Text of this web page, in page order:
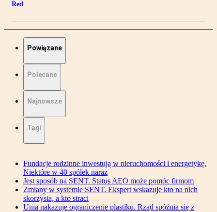
Red
Powiązane
Polecane
Najnowsze
Tagi
Fundacje rodzinne inwestują w nieruchomości i energetykę.
Niektóre w 40 spółek naraz
Jest sposób na SENT. Status AEO może pomóc firmom
Zmiany w systemie SENT. Ekspert wskazuje kto na nich
skorzysta, a kto straci
Unia nakazuje ograniczenie plastiku. Rząd spóźnia się z